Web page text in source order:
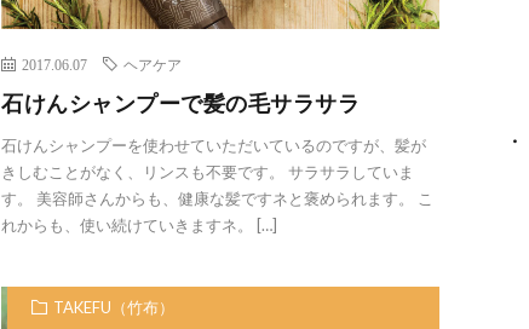
2017.06.07 ヘアケア
石けんシャンプーで髪の毛サラサラ
石けんシャンプーを使わせていただいているのですが、髪が
きしむことがなく、リンスも不要です。 サラサラしていま
す。 美容師さんからも、健康な髪ですネと褒められます。 こ
れからも、使い続けていきますネ。 […]
TAKEFU（竹布）